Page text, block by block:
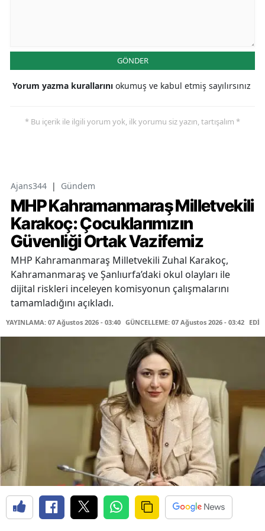
GÖNDER
Yorum yazma kurallarını okumuş ve kabul etmiş sayılırsınız
* Bu içerik ile ilgili yorum yok, ilk yorumu siz yazın, tartışalım *
Ajans344 | Gündem
MHP Kahramanmaraş Milletvekili
Karakoç: Çocuklarımızın
Güvenliği Ortak Vazifemiz
MHP Kahramanmaraş Milletvekili Zuhal Karakoç,
Kahramanmaraş ve Şanlıurfa’daki okul olayları ile
dijital riskleri inceleyen komisyonun çalışmalarını
tamamladığını açıkladı.
YAYINLAMA: 07 Ağustos 2026 - 03:40 GÜNCELLEME: 07 Ağustos 2026 - 03:42